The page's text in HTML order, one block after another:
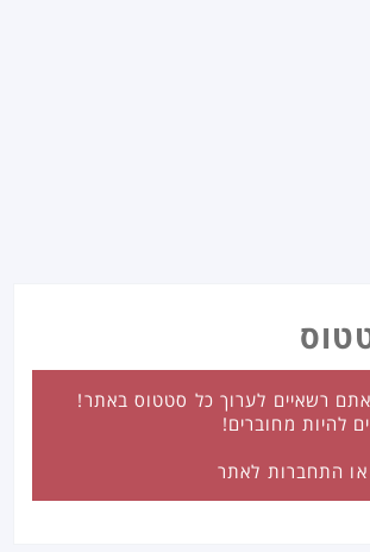
רשאיים לערוך כל סטטוס באתר!
להיות מחוברים!
או התחברות לאתר